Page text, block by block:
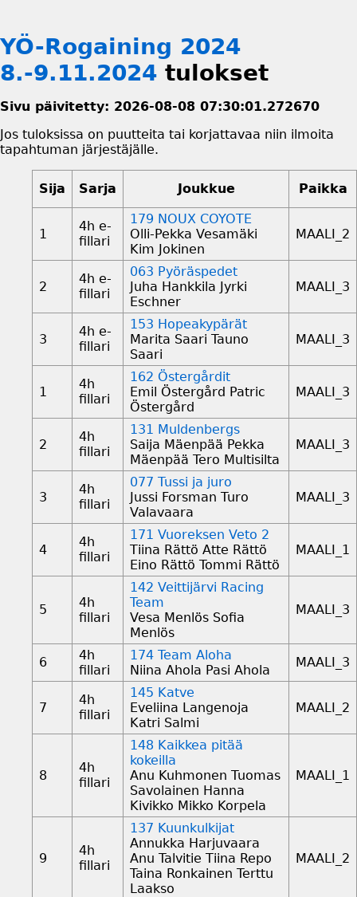
YÖ-Rogaining 2024
8.-9.11.2024 tulokset
Sivu päivitetty: 2026-08-08 07:30:01.272670
Jos tuloksissa on puutteita tai korjattavaa niin ilmoita
tapahtuman järjestäjälle.
Sija Sarja Joukkue Paikka
1
4h e-
fillari
179 NOUX COYOTE
Olli-Pekka Vesamäki
Kim Jokinen
MAALI_2
2
4h e-
fillari
063 Pyöräspedet
Juha Hankkila Jyrki
Eschner
MAALI_3
3
4h e-
fillari
153 Hopeakypärät
Marita Saari Tauno
Saari
MAALI_3
1
4h
fillari
162 Östergårdit
Emil Östergård Patric
Östergård
MAALI_3
2
4h
fillari
131 Muldenbergs
Saija Mäenpää Pekka
Mäenpää Tero Multisilta
MAALI_3
3
4h
fillari
077 Tussi ja juro
Jussi Forsman Turo
Valavaara
MAALI_3
4
4h
fillari
171 Vuoreksen Veto 2
Tiina Rättö Atte Rättö
Eino Rättö Tommi Rättö
MAALI_1
5
4h
fillari
142 Veittijärvi Racing
Team
Vesa Menlös Sofia
Menlös
MAALI_3
6
4h
fillari
174 Team Aloha
Niina Ahola Pasi Ahola
MAALI_3
7
4h
fillari
145 Katve
Eveliina Langenoja
Katri Salmi
MAALI_2
8
4h
fillari
148 Kaikkea pitää
kokeilla
Anu Kuhmonen Tuomas
Savolainen Hanna
Kivikko Mikko Korpela
MAALI_1
9
4h
fillari
137 Kuunkulkijat
Annukka Harjuvaara
Anu Talvitie Tiina Repo
Taina Ronkainen Terttu
Laakso
MAALI_2